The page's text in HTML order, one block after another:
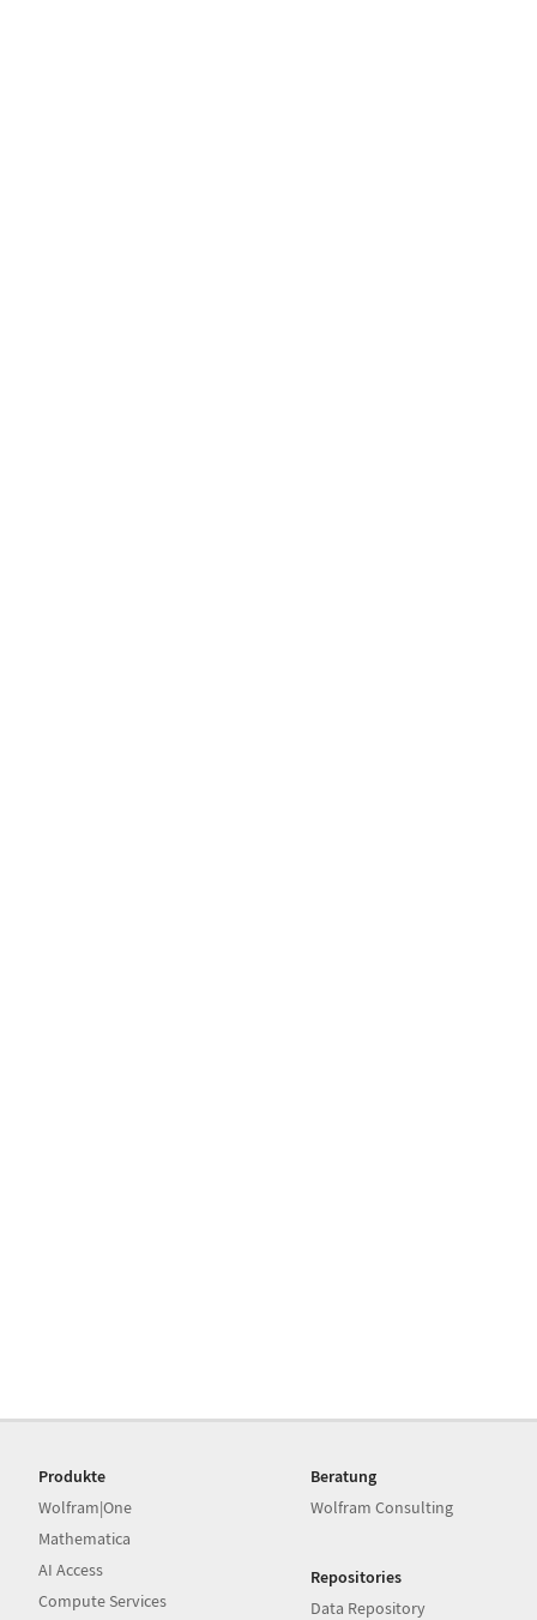
Produkte
Wolfram|One
Mathematica
AI Access
Compute Services
Beratung
Wolfram Consulting
Repositories
Data Repository